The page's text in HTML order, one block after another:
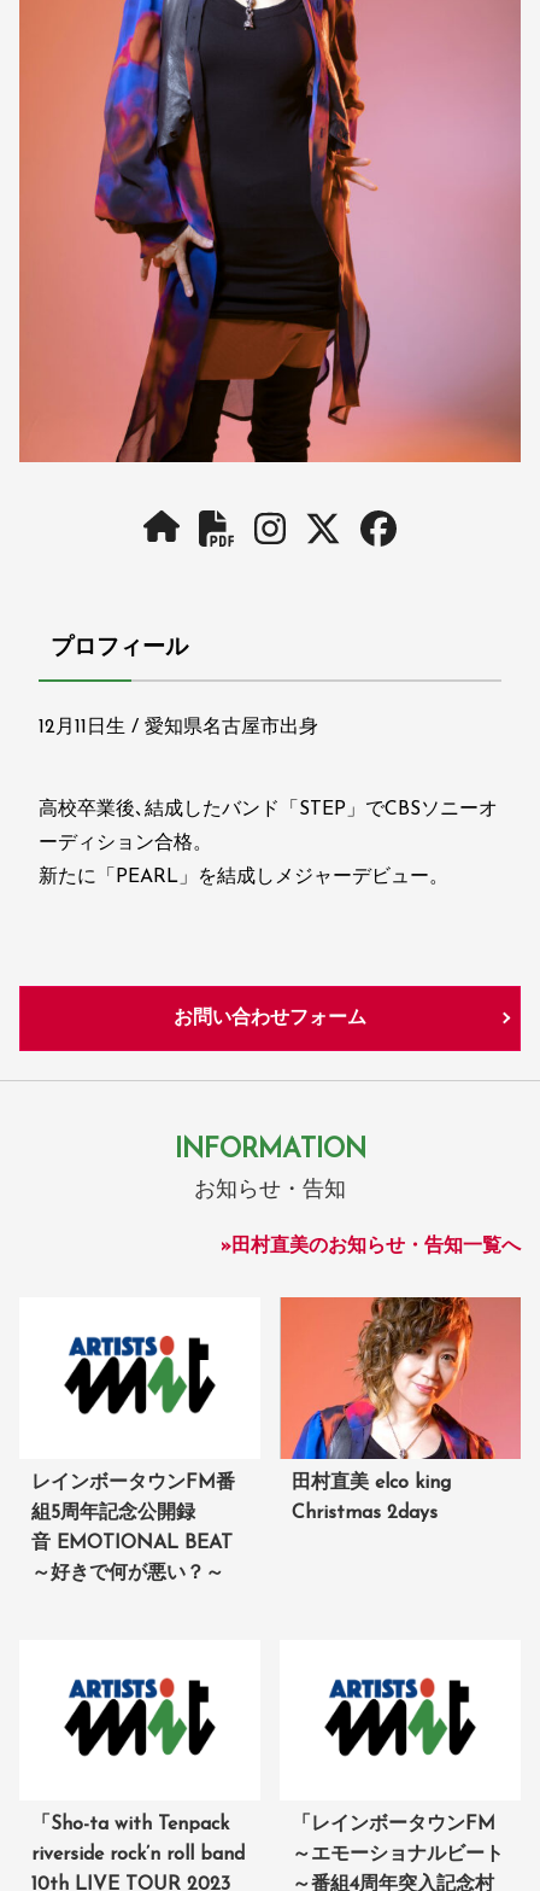
プロフィール
12月11日生 / 愛知県名古屋市出身
高校卒業後､結成したバンド「STEP」でCBSソニーオ
ーディション合格。
新たに「PEARL」を結成しメジャーデビュー。
お問い合わせフォーム
INFORMATION
お知らせ・告知
»田村直美のお知らせ・告知一覧へ
レインボータウンFM番
組5周年記念公開録
音 EMOTIONAL BEAT
～好きで何が悪い？～
田村直美 elco king
Christmas 2days
「Sho-ta with Tenpack
riverside rock’n roll band
10th LIVE TOUR 2023
「レインボータウンFM
～エモーショナルビート
～番組4周年突入記念村